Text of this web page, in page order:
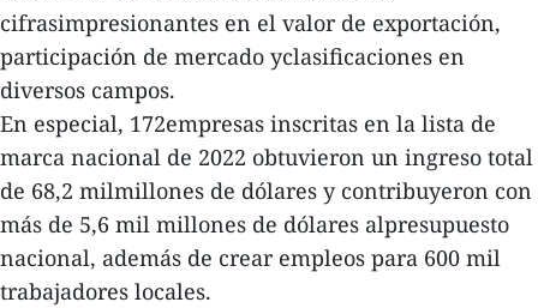
cifrasimpresionantes en el valor de exportación,
participación de mercado yclasificaciones en
diversos campos.
En especial, 172empresas inscritas en la lista de
marca nacional de 2022 obtuvieron un ingreso total
de 68,2 milmillones de dólares y contribuyeron con
más de 5,6 mil millones de dólares alpresupuesto
nacional, además de crear empleos para 600 mil
trabajadores locales.